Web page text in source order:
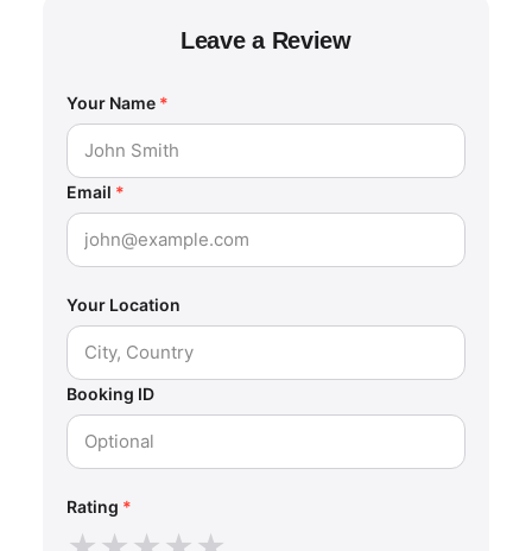
Leave a Review
Your Name *
Email *
Your Location
Booking ID
Rating *